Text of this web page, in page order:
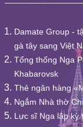
Damate Group -
gà tây sang Việt
Tổng thống Nga
Khabarovsk
Thẻ ngân hàng
Ngắm Nhà thờ
Lực sĩ Nga lập kỳ